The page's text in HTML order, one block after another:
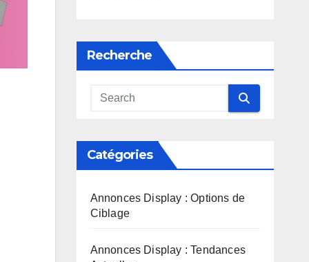
Recherche
Catégories
Annonces Display : Options de
Ciblage
Annonces Display : Tendances